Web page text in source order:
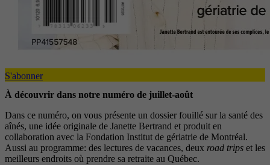
S'abonner
À découvrir dans notre numéro de juillet-août
Dans ce numéro, on vous présente un dossier fouillé sur la santé des
aînés, une idée originale de Janette Bertrand et produit en
collaboration avec la Fondation Institut de gériatrie de Montréal.
Aussi au programme: des lectures de vacances, deux road trips et les
meilleurs endroits où prendre sa retraite au Québec.